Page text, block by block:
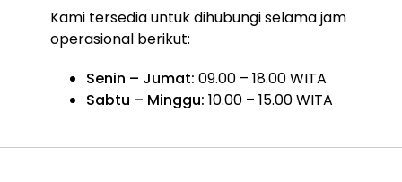
Kami tersedia untuk dihubungi selama jam
operasional berikut:
Senin – Jumat: 09.00 – 18.00 WITA
Sabtu – Minggu: 10.00 – 15.00 WITA